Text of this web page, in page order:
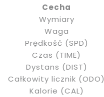
Cecha
Wymiary
Waga
Prędkość (SPD)
Czas (TIME)
Dystans (DIST)
Całkowity licznik (ODO)
Kalorie (CAL)